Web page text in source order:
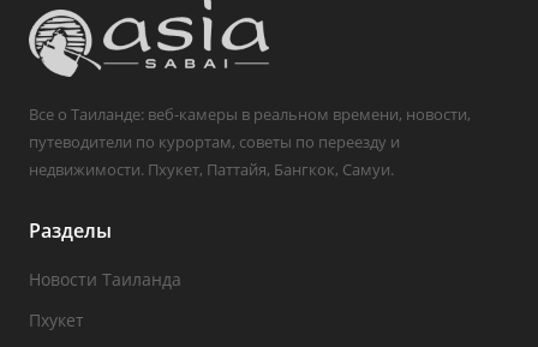
Все о Таиланде: веб-камеры в реальном времени, новости,
путеводители по курортам, советы по переезду и
недвижимости. Пхукет, Паттайя, Бангкок, Самуи.
Разделы
Новости Таиланда
Пхукет